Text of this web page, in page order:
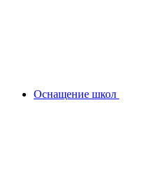
Оснащение школ